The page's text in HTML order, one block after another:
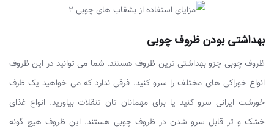
بهداشتی بودن ظروف چوبی
ظروف چوبی جزو بهداشتی ترین ظروف هستند. شما می توانید در این ظروف
انواع خوراکی های مختلف را سرو کنید. فرقی ندارد که می خواهید یک ظرف
خورشت ایرانی سرو کنید یا برای مهمانان تان تنقلات بیاورید. انواع غذای
خشک و تر قابل سرو شدن در ظروف چوبی هستند. این ظروف هیچ گونه